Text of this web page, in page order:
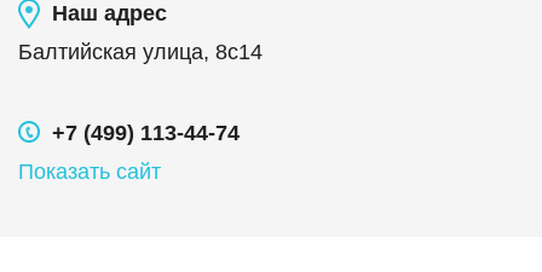
Наш адрес
Балтийская улица, 8с14
+7 (499) 113-44-74
Показать сайт